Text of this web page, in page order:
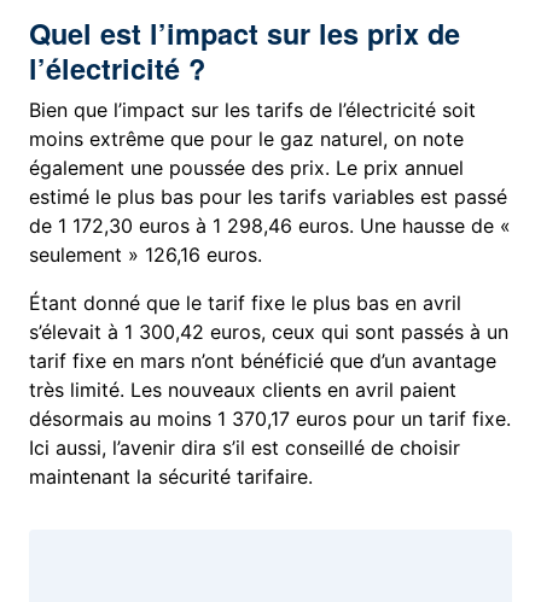
Quel est l’impact sur les prix de
l’électricité ?
Bien que l’impact sur les tarifs de l’électricité soit
moins extrême que pour le gaz naturel, on note
également une poussée des prix. Le prix annuel
estimé le plus bas pour les tarifs variables est passé
de 1 172,30 euros à 1 298,46 euros. Une hausse de «
seulement » 126,16 euros.
Étant donné que le tarif fixe le plus bas en avril
s’élevait à 1 300,42 euros, ceux qui sont passés à un
tarif fixe en mars n’ont bénéficié que d’un avantage
très limité. Les nouveaux clients en avril paient
désormais au moins 1 370,17 euros pour un tarif fixe.
Ici aussi, l’avenir dira s’il est conseillé de choisir
maintenant la sécurité tarifaire.